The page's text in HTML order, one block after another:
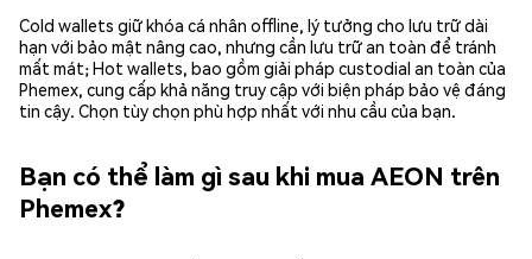
Cold wallets giữ khóa cá nhân offline, lý tưởng cho lưu trữ dài
hạn với bảo mật nâng cao, nhưng cần lưu trữ an toàn để tránh
mất mát; Hot wallets, bao gồm giải pháp custodial an toàn của
Phemex, cung cấp khả năng truy cập với biện pháp bảo vệ đáng
tin cậy. Chọn tùy chọn phù hợp nhất với nhu cầu của bạn.
Bạn có thể làm gì sau khi mua AEON trên
Phemex?